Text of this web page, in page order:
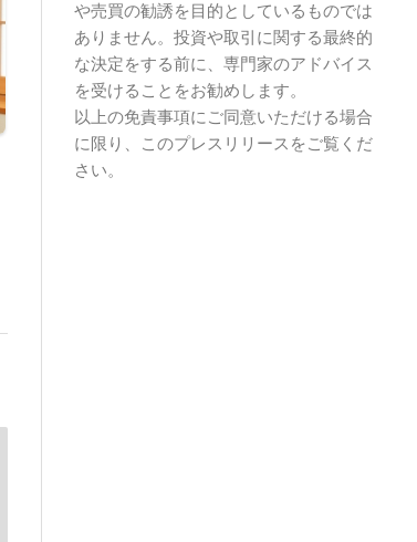
や売買の勧誘を目的としているものでは
ありません。投資や取引に関する最終的
な決定をする前に、専門家のアドバイス
を受けることをお勧めします。
以上の免責事項にご同意いただける場合
に限り、このプレスリリースをご覧くだ
さい。